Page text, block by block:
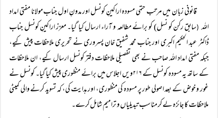
قانونی زبان میں مرتب حتمی مسودہ اراکینِ کونسل اور مدونِ اول جناب مولانا مفتی امداد
اللہ(سابق رکن کو نسل) کو برائے مطالعہ و آراء ارسال کیا گیا۔ معزز اراکینِ کونسل جناب
ڈاکٹر عبد الحکیم اکبری اور جناب محمد شفیق خان پسروری نے تحریری ملاحظات پیش کیے،
جبکہ مفتی امداد اللہ صاحب نے بھی تفصیلی ملاحظات دفتر کونسل ارسال کیے، ان ملاحظات
کے ساتھ یہ مسودہ کونسل کے ۲۱۶ویں اجلاس میں برائے منظوری پیش کیا گیا۔ کونسل نے
غور و خوض کے بعد اصولی طور پر مسودہ کی منظوری، اور ہدایت کی، کہ تسوید کرنے والی کمیٹی
ملاحظات کا جائزہ لے کر مناسب تبدیلیاں و ترامیم شامل کرے۔